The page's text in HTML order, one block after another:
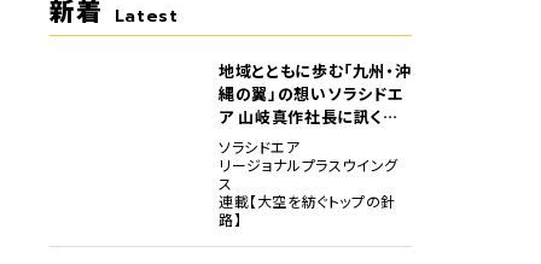
新着 Latest
地域とともに歩む「九州・沖
縄の翼」の想い――ソラシドエ
ア 山岐真作社長に訊く就
任1年の手応え
ソラシドエア
リージョナルプラスウイング
ス
連載【大空を紡ぐトップの針
路】